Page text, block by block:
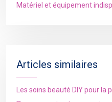
Matériel et équipement
Articles similaires
Les soins beauté DIY pour la